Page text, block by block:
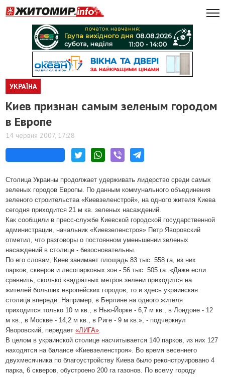
УКРАЇНА
Киев признан самым зеленым городом
в Европе
14 червня 2007, 17:28
Столица Украины продолжает удерживать лидерство среди самых
зеленых городов Европы. По данным коммунального объединения
зеленого строительства «Киевзеленстрой», на одного жителя Киева
сегодня приходится 21 м кв. зеленых насаждений.
Как сообщили в пресс-службе Киевской городской государственной
администрации, начальник «Киевзеленстроя» Петр Яворовский
отметил, что разговоры о постоянном уменьшении зеленых
насаждений в столице - безосновательны.
По его словам, Киев занимает площадь 83 тыс. 558 га, из них
парков, скверов и лесопарковых зон - 56 тыс. 505 га. «Даже если
сравнить, сколько квадратных метров зелени приходится на
жителей больших европейских городов, то и здесь украинская
столица впереди. Например, в Берлине на одного жителя
приходится только 10 м кв., в Нью-Йорке - 6,7 м кв., в Лондоне - 12
м кв., в Москве - 14,2 м кв., в Риге - 9 м кв.», - подчеркнул
Яворовский, передает«ЛИГА».
В целом в украинской столице насчитывается 140 парков, из них 127
находятся на балансе «Киевзеленстроя». Во время весеннего
двухмесячника по благоустройству Киева было реконструировано 4
парка, 6 скверов, обустроено 200 га газонов. По всему городу